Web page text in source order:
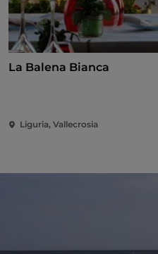
La Balena Bianca
Liguria, Vallecrosia